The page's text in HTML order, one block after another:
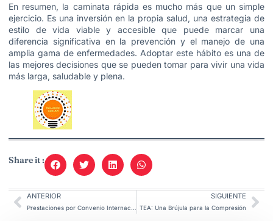
En resumen, la caminata rápida es mucho más que un simple
ejercicio. Es una inversión en la propia salud, una estrategia de
estilo de vida viable y accesible que puede marcar una
diferencia significativa en la prevención y el manejo de una
amplia gama de enfermedades. Adoptar este hábito es una de
las mejores decisiones que se pueden tomar para vivir una vida
más larga, saludable y plena.
Share it :
ANTERIOR SIGUIENTE
TEA: Una Brújula para la Compresión